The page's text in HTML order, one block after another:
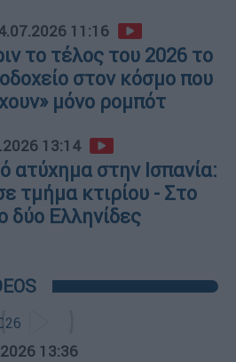
11:16
το τέλος του 2026 το
στον κόσμο που
μόνο ρομπότ
13:14
ατύχημα στην Ισπανία:
τμήμα κτιρίου - Στο
δύο Ελληνίδες
13:36